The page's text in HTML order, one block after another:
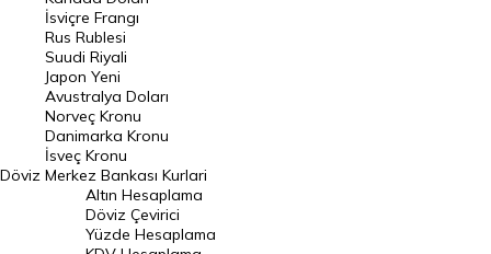
ALTIN
Gram Altın Fiyatı
Cumhuriyet Altını Fiyatı
Altın (ONS) Fiyatı
Dolar/Kg Altın Fiyatı
Döviz
İsviçre Frangı
Rus Rublesi
Suudi Riyali
Japon Yeni
Avustralya Doları
Norveç Kronu
Danimarka Kronu
İsveç Kronu
Merkez Bankası Kurlari
Altın Hesaplama
Döviz Çevirici
Yüzde Hesaplama